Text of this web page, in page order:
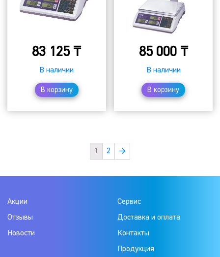
83 125 ₸
В наличии
В корзину
85 000 ₸
В наличии
В корзину
1 2 →
Акции
Отзывы
Новости
Сервис
Доставка и оплата
Контакты
Продукция